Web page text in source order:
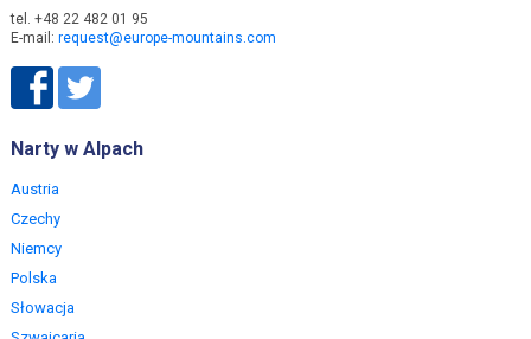
tel. +48 22 482 01 95
E-mail: request@europe-mountains.com
Narty w Alpach
Austria
Czechy
Niemcy
Polska
Słowacja